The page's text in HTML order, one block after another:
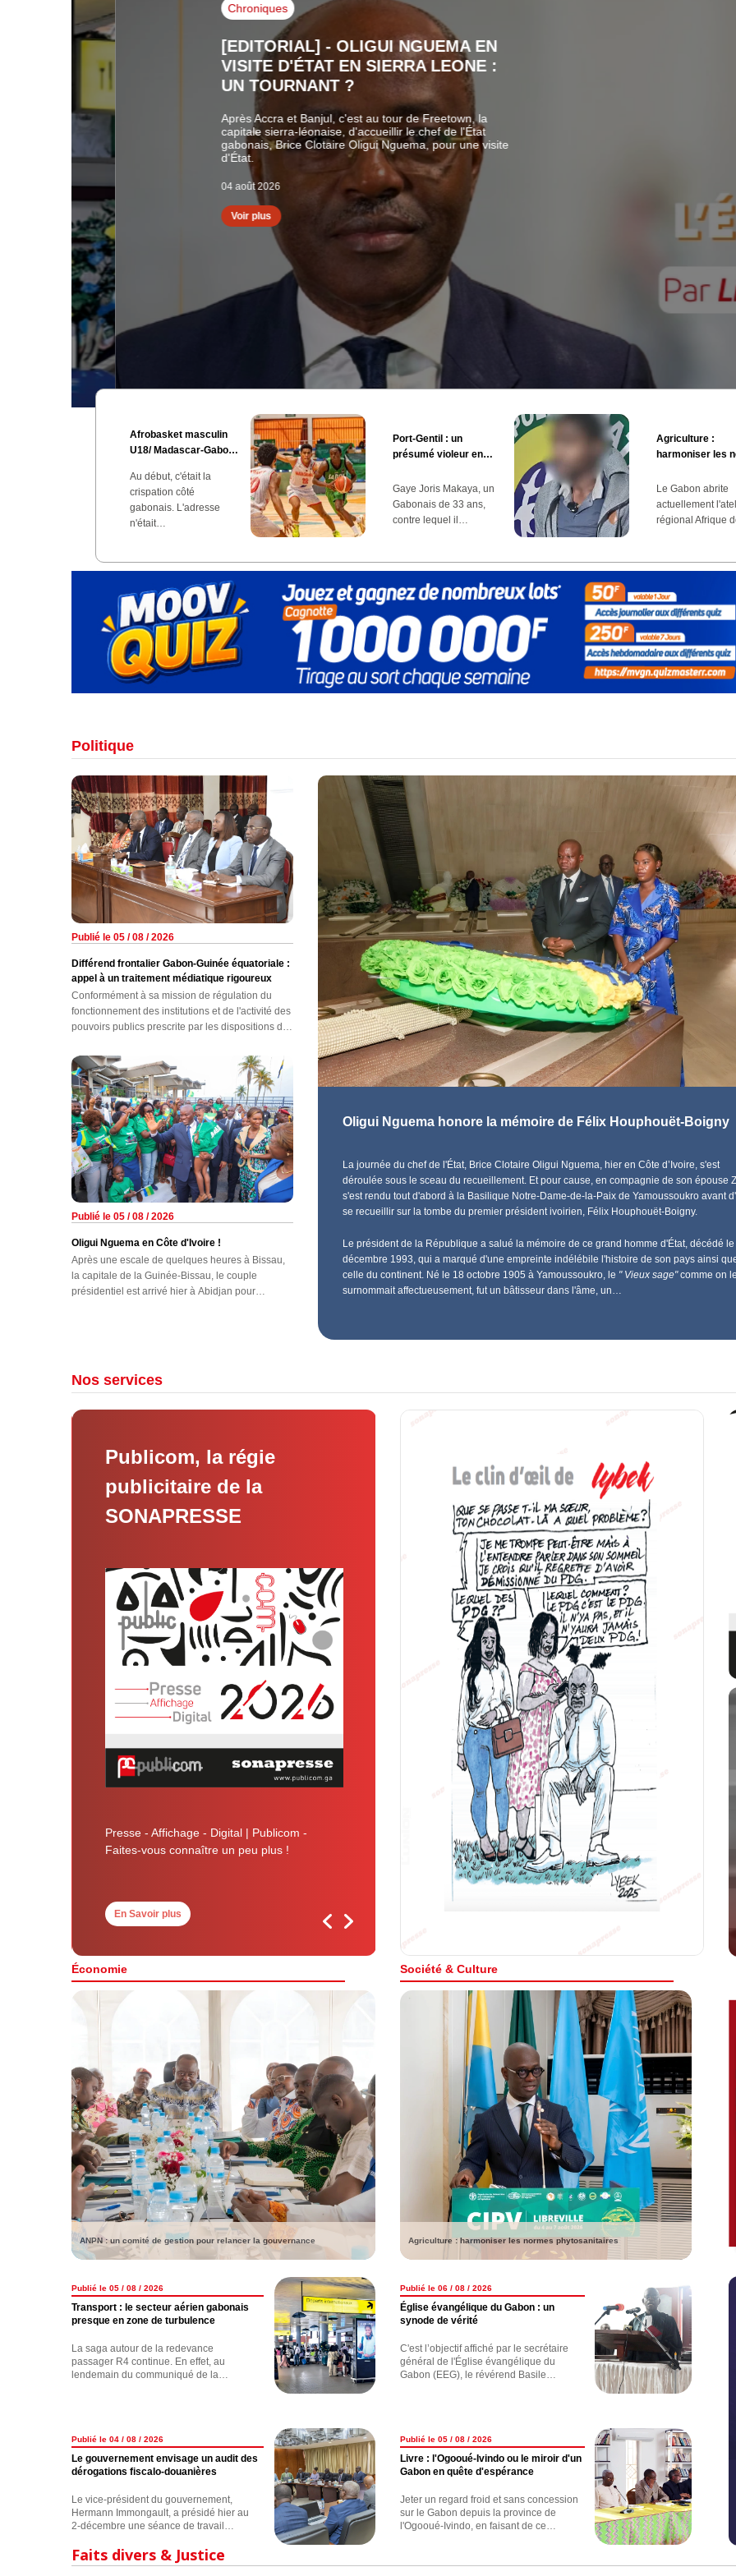
Chroniques
[EDITORIAL] - OLIGUI NGUEMA EN
VISITE D'ÉTAT EN SIERRA LEONE :
UN TOURNANT ?
Après Accra et Banjul, c'est au tour de Freetown, la
capitale sierra-léonaise, d'accueillir le chef de l'État
gabonais, Brice Clotaire Oligui Nguema, pour une visite
04 août 2026
Voir plus
Afrobasket masculin
U18/ Madascar-Gabon
dans les ultimes
instants
Au début, c'était la
crispation côté
gabonais. L'adresse
n'était…
Port-Gentil : un
présumé violeur en
château
Gaye Joris Makaya, un
Gabonais de 33 ans,
contre lequel il…
Agriculture :
harmoniser les
Le Gabon abrite
actuellement
régional Afrique
Politique
Publié le 05 / 08 / 2026
Différend frontalier Gabon-Guinée équatoriale :
appel à un traitement médiatique rigoureux
Conformément à sa mission de régulation du
fonctionnement des institutions et de l'activité des
pouvoirs publics prescrite par les dispositions de
constitutionnelle a auditionné, hier au palais de la
Constitution, les responsables des principaux
médias nationaux, en présence des membres de
la Haute autorité de la Communication (HAC).
Publié le 05 / 08 / 2026
Oligui Nguema en Côte d'Ivoire !
Après une escale de quelques heures à Bissau,
la capitale de la Guinée-Bissau, le couple
présidentiel est arrivé hier à Abidjan pour
Oligui Nguema honore la mémoire de Félix Houphouët-Boigny
La journée du chef de l'État, Brice Clotaire Oligui Nguema, hier en Côte d’Ivoire, s'est
déroulée sous le sceau du recueillement. Et pour cause, en compagnie de son épouse
s'est rendu tout d'abord à la Basilique Notre-Dame-de-la-Paix de Yamoussoukro avant
se recueillir sur la tombe du premier président ivoirien, Félix Houphouët-Boigny.
Le président de la République a salué la mémoire de ce grand homme d'État, décédé le
décembre 1993, qui a marqué d'une empreinte indélébile l'histoire de son pays ainsi
celle du continent. Né le 18 octobre 1905 à Yamoussoukro, le " Vieux sage"comme on le
surnommait affectueusement, fut un bâtisseur dans l'âme, un…
Nos services
Publicom, la régie
publicitaire de la
SONAPRESSE
Presse - Affichage - Digital | Publicom -
Faites-vous connaître un peu plus !
En Savoir plus
Réalisez un PressBook
Vous êtes une personnalité publique, une
institution, une entreprise ou tout autre
organisme ? Réalisez votre Press Book
contenant une sélection d'…
Économie Société & Culture
ANPN : un comité de gestion pour relancer la gouvernance Agriculture : harmoniser les normes phytosanitaires
Publié le 05 / 08 / 2026
Transport : le secteur aérien gabonais
presque en zone de turbulence
La saga autour de la redevance
passager R4 continue. En effet, au
lendemain du communiqué de la
motivations de l'opérateur, qui, selon
nos informations, traînerait une dette de
plus de 7 milliards de F CFA concernant
le versement de celle-ci. Ce nouveau
coup de gueule de FlyGabon est-il
anodin ? la compagnie est-elle exempte
de tout reproche ? Nous avons enquêté.
Publié le 04 / 08 / 2026
Le gouvernement envisage un audit des
dérogations fiscalo-douanières
Le vice-président du gouvernement,
Hermann Immongault, a présidé hier au
2-décembre une séance de travail
dérogations fiscalo-douanières.
Publié le 06 / 08 / 2026
Église évangélique du Gabon : un
synode de vérité
C'est l’objectif affiché par le secrétaire
général de l'Église évangélique du
Gabon (EEG), le révérend Basile
Publié le 05 / 08 / 2026
Livre : l'Ogooué-Ivindo ou le miroir d'un
Gabon en quête d'espérance
Jeter un regard froid et sans concession
sur le Gabon depuis la province de
l'Ogooué-Ivindo, en faisant de ce
Faits divers & Justice